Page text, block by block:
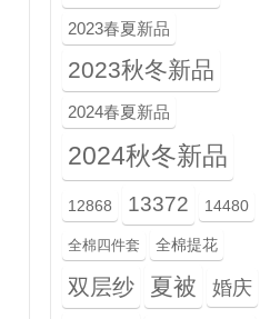
2023春夏新品
2023秋冬新品
2024春夏新品
2024秋冬新品
12868 13372 14480
全棉四件套 全棉提花
双层纱 夏被 婚庆